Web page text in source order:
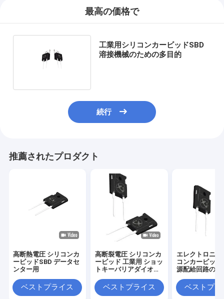
最高の価格で
工業用シリコンカービッドSBD
溶接機械のための多目的
続行
推薦されたプロダクト
高断熱電圧 シリコンカ
ービッドSBD データセ
ンター用
ベストプライス
高断裂電圧 シリコンカ
ービッド 工業用 ショッ
トキーバリアダイオー
ベストプライス
エレクトロニク
コンカービッド
源配給回路のた
ベストプラ